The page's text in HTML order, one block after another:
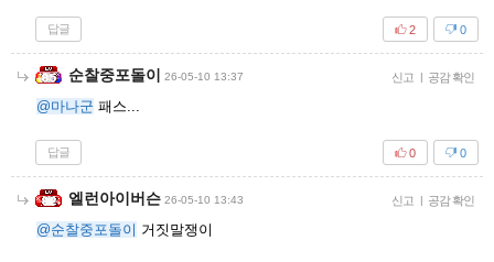
답글 0
2
순찰중포돌이 26-05-10 13:37 신고 | 공감 확인
@마나군 패스...
답글 0
0
엘런아이버슨 26-05-10 13:43 신고 | 공감 확인
@순찰중포돌이 거짓말쟁이